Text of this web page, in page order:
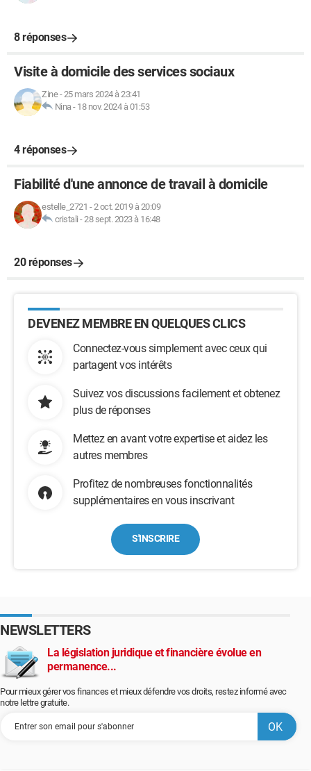
8 réponses
Visite à domicile des services sociaux
Zine-25 mars 2024 à 23:41
Nina- 18 nov. 2024 à 01:53
4 réponses
Fiabilité d'une annonce de travail à domicile
estelle_2721 -2 oct. 2019 à 20:09
cristali -28 sept. 2023 à 16:48
20 réponses
DEVENEZ MEMBRE EN QUELQUES CLICS
Connectez-vous simplement avec ceux qui
partagent vos intérêts
Suivez vos discussions facilement et obtenez
plus de réponses
Mettez en avant votre expertise et aidez les
autres membres
Profitez de nombreuses fonctionnalités
supplémentaires en vous inscrivant
S'INSCRIRE
NEWSLETTERS
La législation juridique et financière évolue en
permanence...
Pour mieux gérer vos finances et mieux défendre vos droits, restez informé avec
notre lettre gratuite.